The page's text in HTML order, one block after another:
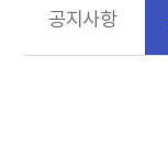
공지사항